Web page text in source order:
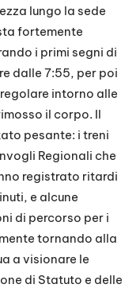
lungo la sede
fortemente
i primi segni di
dalle 7:55, per poi
intorno alle
il corpo. Il
pesante: i treni
Regionali che
registrato ritardi
e alcune
di percorso per i
tornando alla
a visionare le
di Statuto e delle